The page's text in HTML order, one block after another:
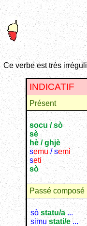
Ce verbe est très
INDICATIF
Présent
socu / sò
sè
hè / ghjè
semu / semi
seti
sò
Passé composé
sòstatu/a...
simu stati/e...